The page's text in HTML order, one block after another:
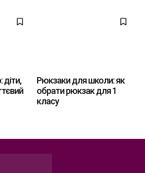
діти,
Рюкзаки для школи: як
обрати рюкзак для 1
класу